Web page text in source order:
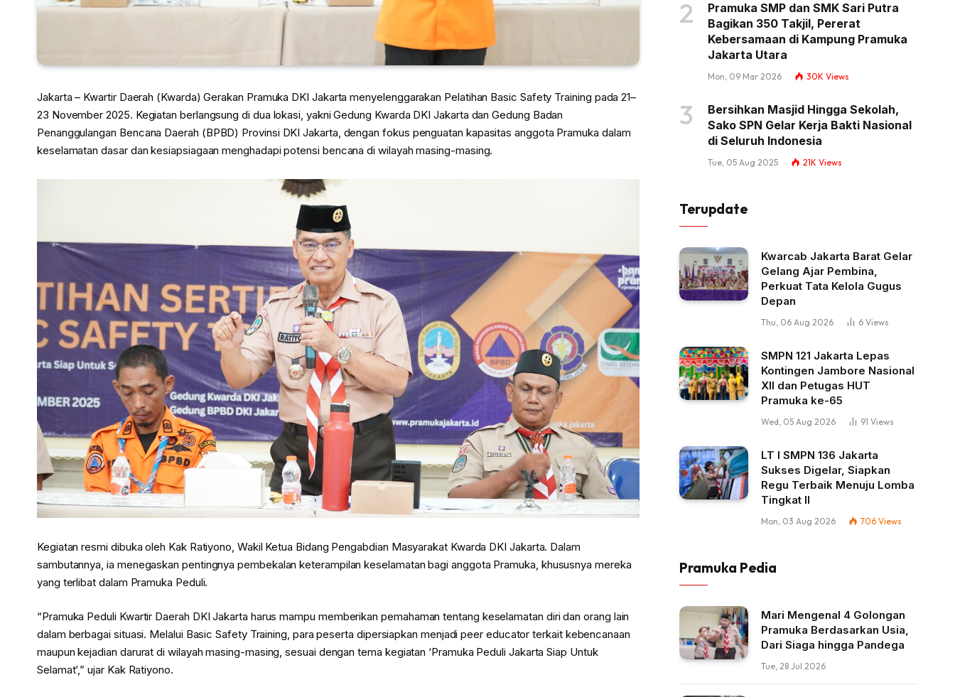
Jakarta – Kwartir Daerah (Kwarda) Gerakan Pramuka DKI Jakarta menyelenggarakan Pelatihan Basic Safety Training pada 21–
23 November 2025. Kegiatan berlangsung di dua lokasi, yakni Gedung Kwarda DKI Jakarta dan Gedung Badan
Penanggulangan Bencana Daerah (BPBD) Provinsi DKI Jakarta, dengan fokus penguatan kapasitas anggota Pramuka dalam
keselamatan dasar dan kesiapsiagaan menghadapi potensi bencana di wilayah masing-masing.
Kegiatan resmi dibuka oleh Kak Ratiyono, Wakil Ketua Bidang Pengabdian Masyarakat Kwarda DKI Jakarta. Dalam
sambutannya, ia menegaskan pentingnya pembekalan keterampilan keselamatan bagi anggota Pramuka, khususnya mereka
yang terlibat dalam Pramuka Peduli.
“Pramuka Peduli Kwartir Daerah DKI Jakarta harus mampu memberikan pemahaman tentang keselamatan diri dan orang lain
dalam berbagai situasi. Melalui Basic Safety Training, para peserta dipersiapkan menjadi peer educator terkait kebencanaan
maupun kejadian darurat di wilayah masing-masing, sesuai dengan tema kegiatan ‘Pramuka Peduli Jakarta Siap Untuk
Selamat’,” ujar Kak Ratiyono.
Pramuka SMP dan SMK Sari Putra
Bagikan 350 Takjil, Pererat
Kebersamaan di Kampung Pramuka
Jakarta Utara
Mon, 09 Mar 2026 30K Views
Bersihkan Masjid Hingga Sekolah,
Sako SPN Gelar Kerja Bakti Nasional
di Seluruh Indonesia
Tue, 05 Aug 2025 21K Views
Terupdate
Kwarcab Jakarta Barat Gelar
Gelang Ajar Pembina,
Perkuat Tata Kelola Gugus
Depan
Thu, 06 Aug 2026 6 Views
SMPN 121 Jakarta Lepas
Kontingen Jambore Nasional
XII dan Petugas HUT
Pramuka ke-65
Wed, 05 Aug 2026 91 Views
LT I SMPN 136 Jakarta
Sukses Digelar, Siapkan
Regu Terbaik Menuju Lomba
Tingkat II
Mon, 03 Aug 2026 706 Views
Pramuka Pedia
Mari Mengenal 4 Golongan
Pramuka Berdasarkan Usia,
Dari Siaga hingga Pandega
Tue, 28 Jul 2026